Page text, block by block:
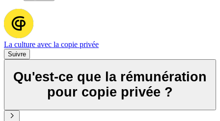
La culture avec la copie privée
Suivre
Qu'est-ce que la rémunération
pour copie privée ?